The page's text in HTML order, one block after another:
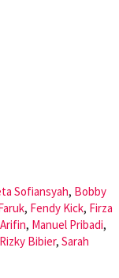
Sofiansyah, Bobby
, Fendy Kick, Firza
, Manuel Pribadi,
Rizky Bibier, Sarah